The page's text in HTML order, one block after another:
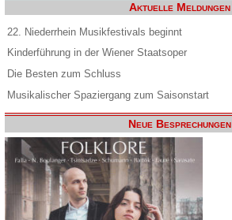
Aktuelle Meldungen
22. Niederrhein Musikfestivals beginnt
Kinderführung in der Wiener Staatsoper
Die Besten zum Schluss
Musikalischer Spaziergang zum Saisonstart
Neue Besprechungen